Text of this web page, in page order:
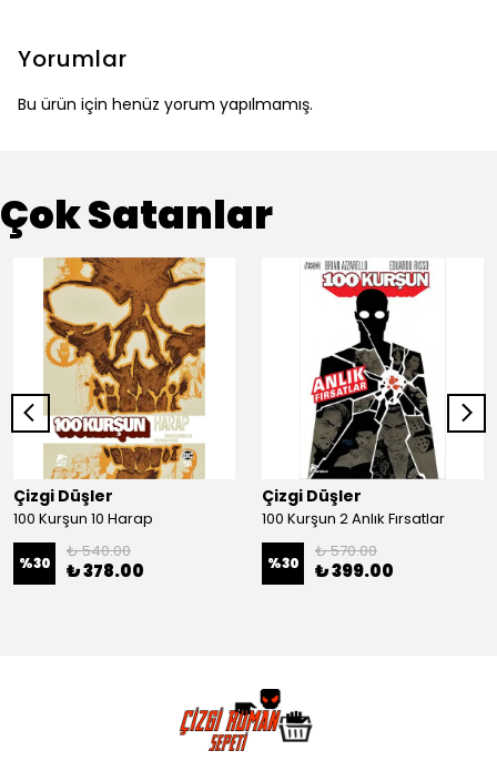
Yorumlar
Bu ürün için henüz yorum yapılmamış.
Çok Satanlar
Çizgi Düşler
100 Kurşun 10 Harap
%30
₺ 540.00
₺ 378.00
Çizgi Düşler
100 Kurşun 2 Anlık Fırsatlar
%30
₺ 570.00
₺ 399.00